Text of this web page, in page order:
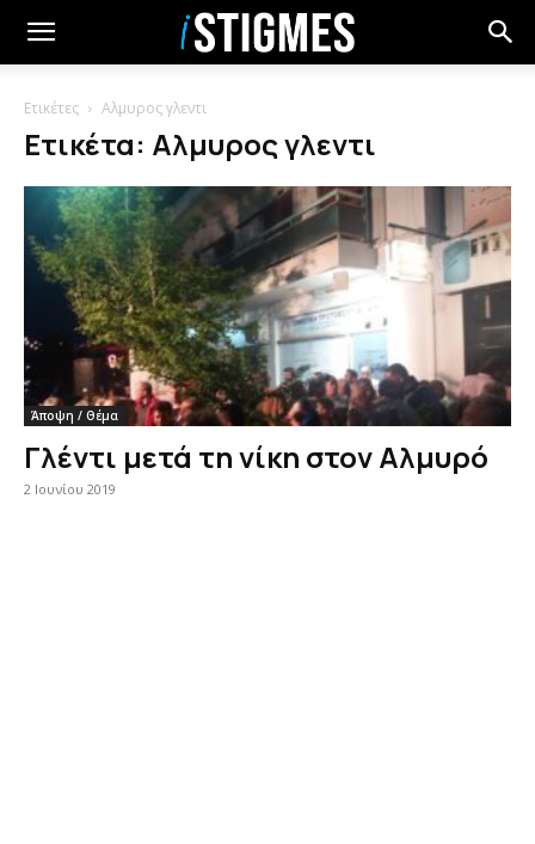
Ετικέτες Αλμυρος γλεντι
Ετικέτα: Αλμυρος γλεντι
Άποψη / Θέμα
Γλέντι μετά τη νίκη στον Αλμυρό
2 Ιουνίου 2019